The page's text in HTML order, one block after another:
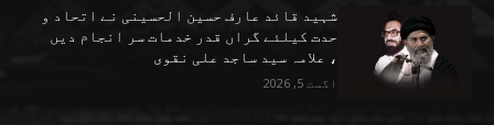
شہید قائد عارف حسین الحسینی نے اتحاد و
حدت کیلئے گراں قدر خدمات سر انجام دیں
، علامہ سید ساجد علی نقوی
اگست 5, 2026